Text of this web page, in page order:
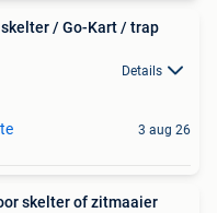
skelter / Go-Kart / trap
Details
3 aug 26
skelter of zitmaaier